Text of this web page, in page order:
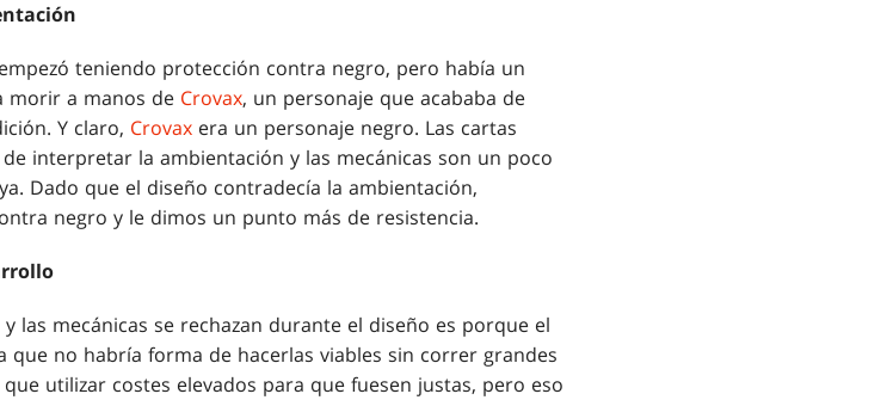
empezó teniendo protección contra negro, pero había un
morir a manos de Crovax, un personaje que acababa de
Y claro, Crovax era un personaje negro. Las cartas
interpretar la ambientación y las mecánicas son un poco
Dado que el diseño contradecía la ambientación,
negro y le dimos un punto más de resistencia.
las mecánicas se rechazan durante el diseño es porque el
que no habría forma de hacerlas viables sin correr grandes
utilizar costes elevados para que fuesen justas, pero eso